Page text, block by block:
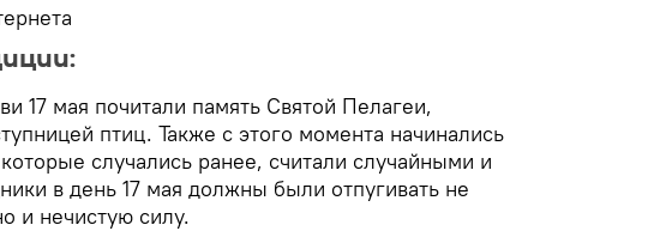
17 мая почитали память Святой Пелагеи,
птиц. Также с этого момента начинались
случались ранее, считали случайными и
в день 17 мая должны были отпугивать не
и нечистую силу.